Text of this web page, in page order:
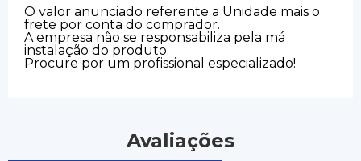
O valor anunciado referente a Unidade mais o
frete por conta do comprador.
A empresa não se responsabiliza pela má
instalação do produto.
Procure por um profissional especializado!
Avaliações